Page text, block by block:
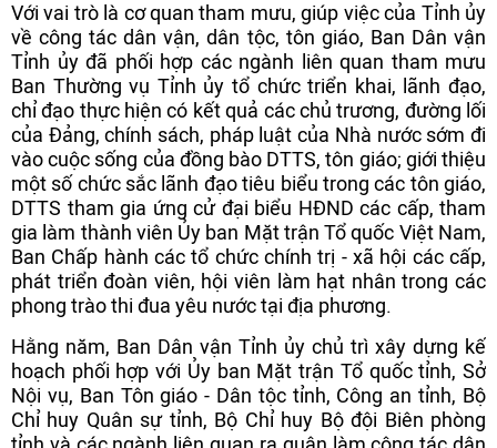
Với vai trò là cơ quan tham mưu, giúp việc của Tỉnh ủy
về công tác dân vận, dân tộc, tôn giáo, Ban Dân vận
Tỉnh ủy đã phối hợp các ngành liên quan tham mưu
Ban Thường vụ Tỉnh ủy tổ chức triển khai, lãnh đạo,
chỉ đạo thực hiện có kết quả các chủ trương, đường lối
của Đảng, chính sách, pháp luật của Nhà nước sớm đi
vào cuộc sống của đồng bào DTTS, tôn giáo; giới thiệu
một số chức sắc lãnh đạo tiêu biểu trong các tôn giáo,
DTTS tham gia ứng cử đại biểu HĐND các cấp, tham
gia làm thành viên Ủy ban Mặt trận Tổ quốc Việt Nam,
Ban Chấp hành các tổ chức chính trị - xã hội các cấp,
phát triển đoàn viên, hội viên làm hạt nhân trong các
phong trào thi đua yêu nước tại địa phương.
Hằng năm, Ban Dân vận Tỉnh ủy chủ trì xây dựng kế
hoạch phối hợp với Ủy ban Mặt trận Tổ quốc tỉnh, Sở
Nội vụ, Ban Tôn giáo - Dân tộc tỉnh, Công an tỉnh, Bộ
Chỉ huy Quân sự tỉnh, Bộ Chỉ huy Bộ đội Biên phòng